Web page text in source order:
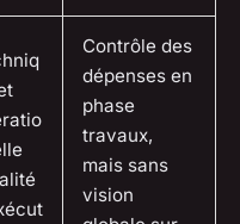
Contrôle des
dépenses en
phase
travaux,
mais sans
vision